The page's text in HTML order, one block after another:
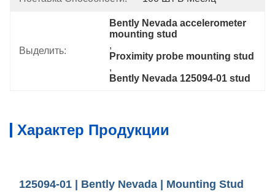
Выделить:
Bently Nevada accelerometer
mounting stud
,
Proximity probe mounting stud
,
Bently Nevada 125094-01 stud
Характер Продукции
125094-01 | Bently Nevada | Mounting Stud